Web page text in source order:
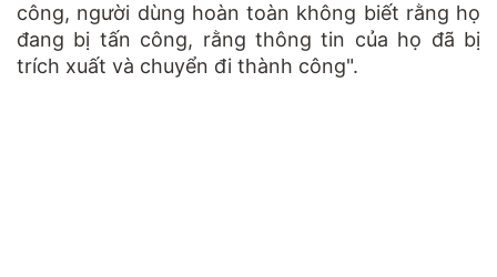
công, người dùng hoàn toàn không biết rằng họ
đang bị tấn công, rằng thông tin của họ đã bị
trích xuất và chuyển đi thành công".